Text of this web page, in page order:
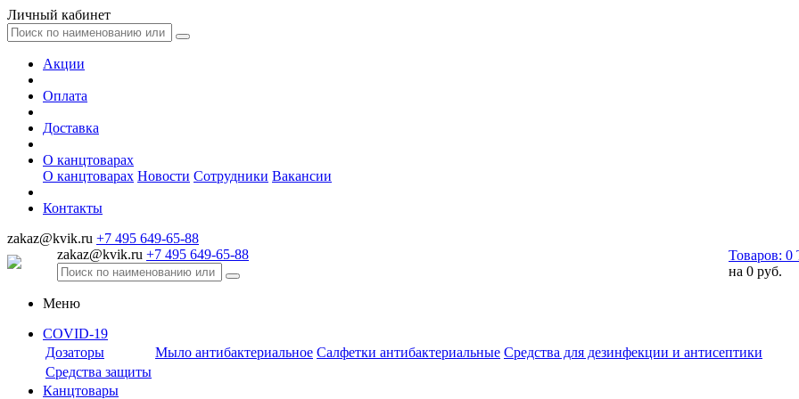
Личный кабинет
Акции
Оплата
Доставка
О канцтоварах
О канцтоварах Новости Сотрудники Вакансии
Контакты
zakaz@kvik.ru +7 495 649-65-88
zakaz@kvik.ru +7 495 649-65-88 Товаров: 0
на 0 руб.
Меню
COVID-19
Дозаторы
Мыло антибактериальное Салфетки антибактериальные Средства для дезинфекции и антисептики
Средства защиты
Канцтовары